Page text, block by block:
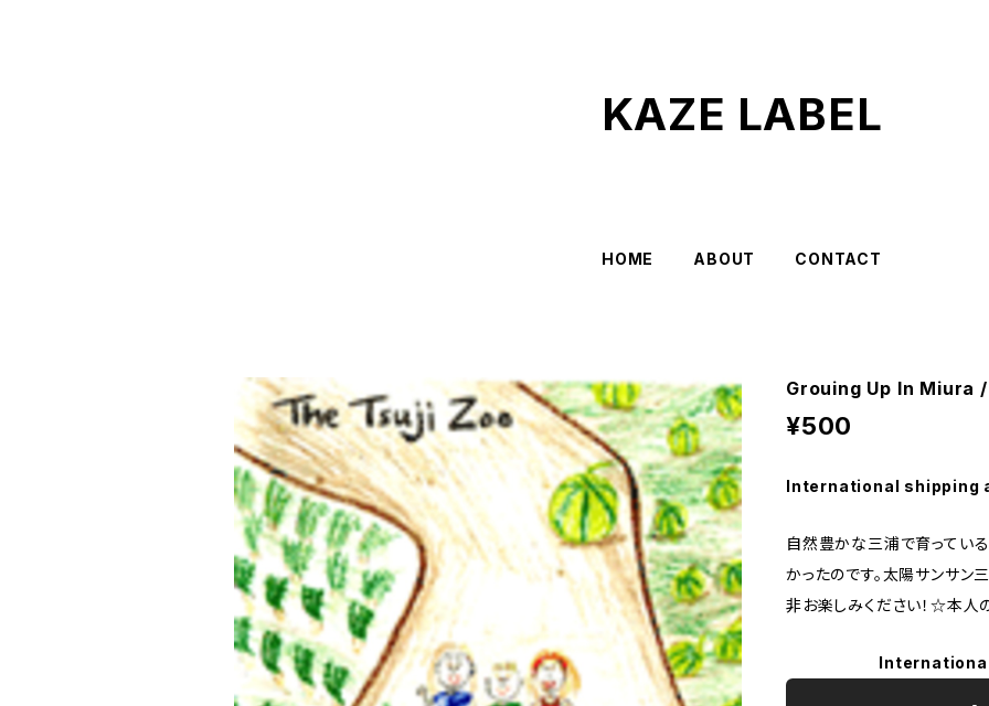
KAZE LABEL
HOME ABOUT CONTACT
Grouing Up In Miura
¥500
International shipping
自然豊かな三浦で育ってい
かったのです。太陽サンサン
非お楽しみください！☆本人